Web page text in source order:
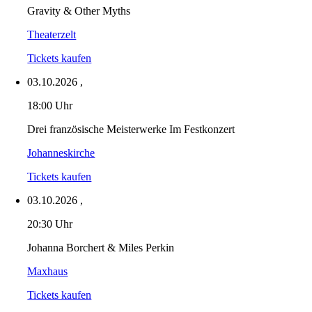
Gravity & Other Myths
Theaterzelt
Tickets kaufen
03.10.2026 ,
18:00 Uhr
Drei französische Meisterwerke Im Festkonzert
Johanneskirche
Tickets kaufen
03.10.2026 ,
20:30 Uhr
Johanna Borchert & Miles Perkin
Maxhaus
Tickets kaufen